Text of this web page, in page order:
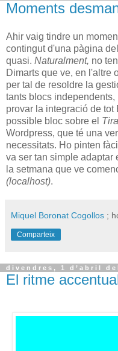
Moments
Ahir vaig tindre un
contingut d'una pàgina
quasi. Naturalment, no
Dimarts que ve, en l'altre
per tal de resoldre la
tants blocs
provar la integració de
possible bloc sobre el
Wordpress, que té una
necessitats. Ho pinten
va ser tan simple adaptar
la setmana que ve
(localhost).
Miquel Boronat Cogollos ;
Comparteix
divendres, 1 d’abril
El ritme